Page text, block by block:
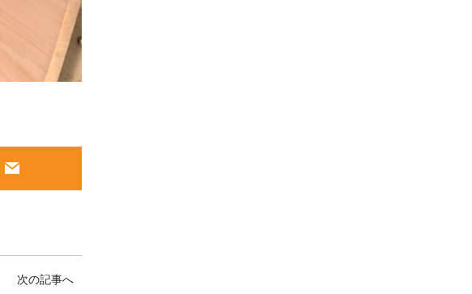
次の記事へ